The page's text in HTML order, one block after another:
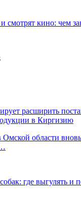
смотрят кино: чем
расширить
в Киргизию
области
где выгулять и